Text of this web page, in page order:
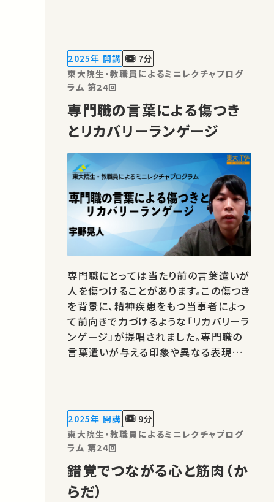
高校生と大学生のための金曜特別講座
★あなたのシェアが、ほかの誰か…
2025年 開講
7分
東大院生・教職員によるミニレクチャプログ
ラム 第24回
専門職の言葉による傷つき
とリカバリーランゲージ
専門職にとっては当たり前の言葉遣いが
人を傷つけることがあります。この傷つき
を背景に、精神疾患をもつ当事者によっ
て前向きで力づけるような「リカバリーラ
ンゲージ」が提唱されました。専門職の
言葉遣いが与える印象や異なる表現の
に入りの講義・講演があればSNSなどで
シェアをお願いします。 運…
2025年 開講
9分
東大院生・教職員によるミニレクチャプログ
ラム 第24回
錯覚でつながる心と筋肉（か
らだ）